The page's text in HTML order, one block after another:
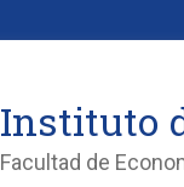
Instituto
Facultad de